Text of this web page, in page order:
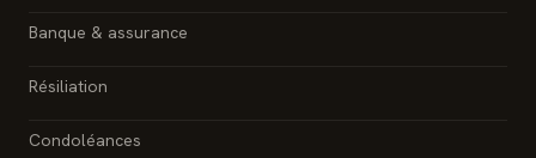
Banque & assurance
Résiliation
Condoléances